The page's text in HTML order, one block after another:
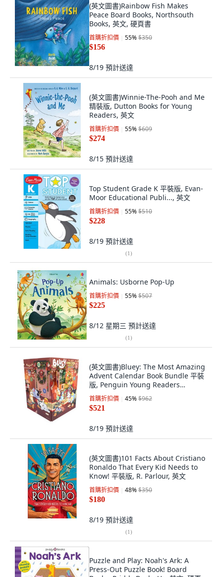
(英文圖書)Rainbow Fish Makes
Peace Board Books, Northsouth
Books, 英文, 硬頁書
首購折扣價 55%$350
$156
8/19 預計送達
(英文圖書)Winnie-The-Pooh and Me
精裝版, Dutton Books for Young
Readers, 英文
首購折扣價 55%$609
$274
8/15 預計送達
Top Student Grade K 平裝版, Evan-
Moor Educational Publi..., 英文
首購折扣價 55%$510
$228
8/19 預計送達
(1)
Animals: Usborne Pop-Up
首購折扣價 55%$507
$225
8/12 星期三 預計送達
(1)
(英文圖書)Bluey: The Most Amazing
Advent Calendar Book Bundle 平裝
版, Penguin Young Readers
Licenses, 英文
首購折扣價 45%$962
$521
8/19 預計送達
(英文圖書)101 Facts About Cristiano
Ronaldo That Every Kid Needs to
Know! 平裝版, R. Parlour, 英文
首購折扣價 48%$350
$180
8/19 預計送達
(1)
Puzzle and Play: Noah's Ark: A
Press-Out Puzzle Book! Board